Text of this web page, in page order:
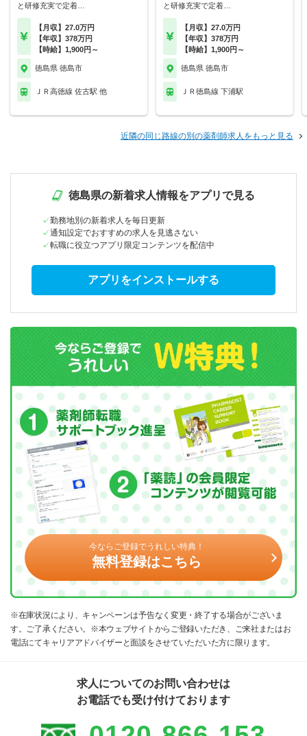
と研修充実で定着…
【月収】27.0万円
【年収】378万円
【時給】1,900円～
徳島県 徳島市
ＪＲ高徳線 佐古駅 他
と研修充実で定着…
【月収】27.0万円
【年収】378万円
【時給】1,900円～
徳島県 徳島市
ＪＲ徳島線 下浦駅
近隣の同じ路線の別の薬剤師求人をもっと見る
徳島県の新着求人情報をアプリで見る
勤務地別の新着求人を毎日更新
通知設定でおすすめの求人を見逃さない
転職に役立つアプリ限定コンテンツを配信中
アプリをインストールする
今ならご登録でうれしい特典！
無料登録はこちら
※在庫状況により、キャンペーンは予告なく変更・終了する場合がございま
す。ご了承ください。※本ウェブサイトからご登録いただき、ご来社またはお
電話にてキャリアアドバイザーと面談をさせていただいた方に限ります。
求人についてのお問い合わせは
お電話でも受け付けております